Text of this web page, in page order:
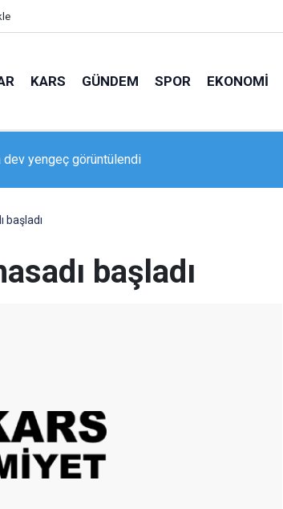
KARS GÜNDEM SPOR EKONOMI
dev yengeç görüntülendi
başladı
başladı